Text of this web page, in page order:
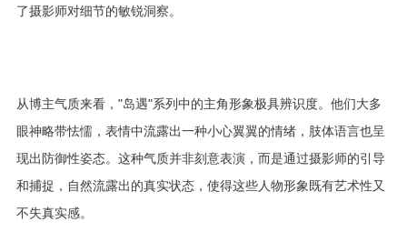
了摄影师对细节的敏锐洞察。
从博主气质来看，"岛遇"系列中的主角形象极具辨识度。他们大多
眼神略带怯懦，表情中流露出一种小心翼翼的情绪，肢体语言也呈
现出防御性姿态。这种气质并非刻意表演，而是通过摄影师的引导
和捕捉，自然流露出的真实状态，使得这些人物形象既有艺术性又
不失真实感。